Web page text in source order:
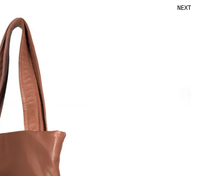
NEXT